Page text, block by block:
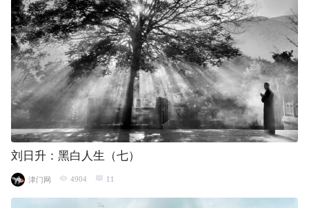
刘日升：黑白人生（七）
津门网 4904 11